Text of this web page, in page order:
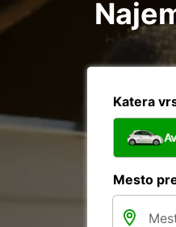
Katera
Mesto